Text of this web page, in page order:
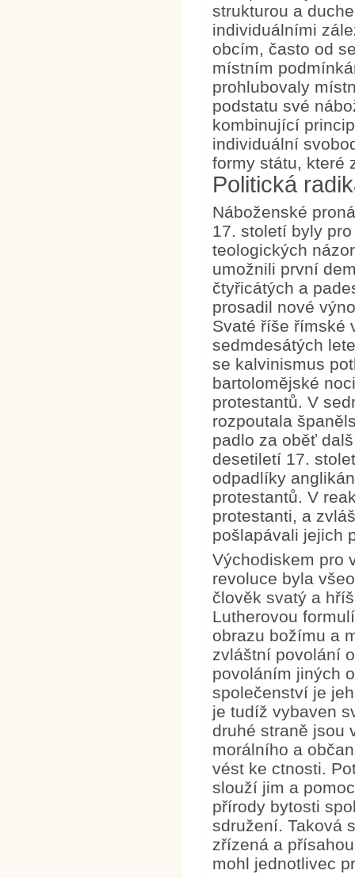
strukturou a
individuálními
obcím, často od
místním
prohlubovaly
podstatu své
kombinující
individuální
formy státu, které
Politická
Náboženské
17. století byly
teologických
umožnili první
čtyřicátých a
prosadil nové
Svaté říše římské
sedmdesátých
se kalvinismus
bartolomějské
protestantů. V
rozpoutala
padlo za oběť
desetiletí 17.
odpadlíky
protestantů. V
protestanti, a
pošlapávali jejich
Východiskem pro
revoluce byla
člověk svatý a
Lutherovou
obrazu božímu a
zvláštní povolání
povoláním jiných
společenství je
je tudíž vybaven
druhé straně jsou
morálního a
vést ke ctnosti.
slouží jim a
přírody bytosti
sdružení. Taková
zřízená a
mohl jednotlivec